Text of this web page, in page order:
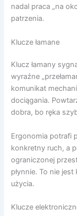
nadal praca „na
patrzenia.
Klucze łamane
Klucz łamany
wyraźne
komunikat
dociągania.
dobra, bo ręka
Ergonomia potrafi
konkretny ruch, a
ograniczonej
płynnie. To nie
użycia.
Klucze